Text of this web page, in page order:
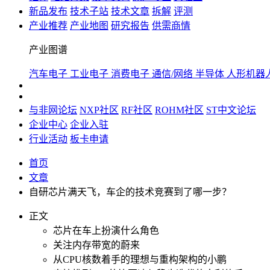
新品发布 技术子站 技术文章 拆解 评测
产业推荐 产业地图 研究报告 供需商情
产业图谱
汽车电子 工业电子 消费电子 通信/网络 半导体 人形机器
与非网论坛 NXP社区 RF社区 ROHM社区 ST中文论坛
企业中心 企业入驻
行业活动 板卡申请
首页
文章
自研芯片满天飞，车企的技术竞赛到了哪一步？
正文
芯片在车上扮演什么角色
关注内存带宽的蔚来
从CPU核数着手的理想与重构架构的小鹏